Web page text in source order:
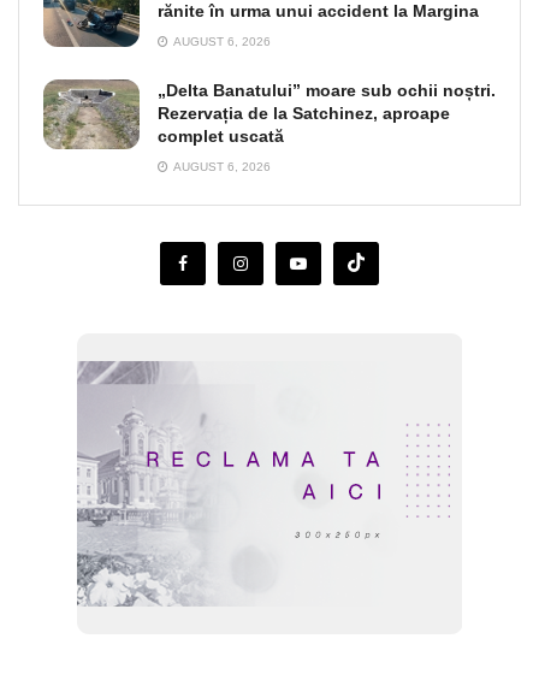
rănite în urma unui accident la Margina
AUGUST 6, 2026
„Delta Banatului” moare sub ochii noștri.
Rezervația de la Satchinez, aproape
complet uscată
AUGUST 6, 2026